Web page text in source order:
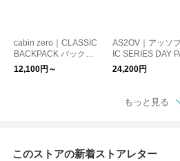
cabin zero｜CLASSIC
BACKPACK バックパ
ック リュック
12,100円～
AS2OV｜アッソ
IC SERIES DAY
バックパック リュ
24,200円
もっと見る
このストアの新着ストアレター